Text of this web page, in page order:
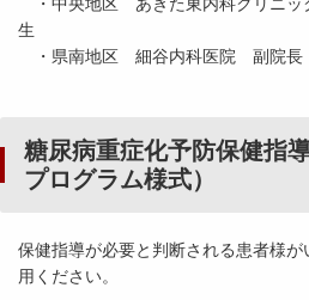
生
・県南地区 細谷内科医院 副院
糖尿病重症化予防保健指
プログラム様式）
保健指導が必要と判断される患者様が
用ください。